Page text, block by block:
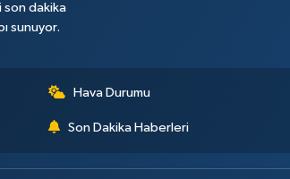
son dakika
sunuyor.
Hava Durumu
Son Dakika Haberleri